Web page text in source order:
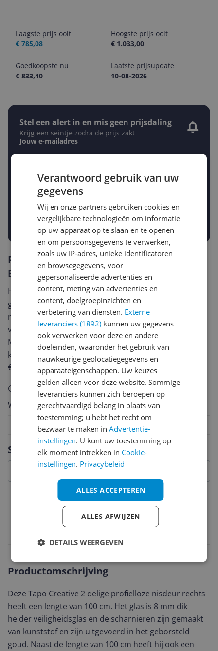
Laagste prijs ooit
€ 785,08
Hoogste prijs ooit
€ 1.033,00
Goedkoopste nu
€ 833,40
Laatste prijsupdate
10-08-2026
Stel een alert in en mis geen prijsdaling
Krijg een seintje zodra de prijs zakt
Jouw e-mailadres
Gewenste daling of bedrag
-5%
Prijsalert aanzetten
Specificaties
Belangrijkste kenmerken
Productomschrijving
Deze Tapo Creative 2 delige profielloze nisdeur rechts
heeft een lengte van 100 cm. Het glas is 8 mm dik
helder veiligheidsglas en de scharnieren zijn gemaakt
van kunststof en zijn uitgevoerd in het geborsteld
goud. Naast de lengte van 100 cm heeft hij ook een
Reviews
Er zijn nog geen reviews geschreven
Heb jij dit product in bezit en wil je graag je mening
geven? Start dan hieronder met het schrijven van je
review. Afhankelijk van de details duurt het schrijven
van een review gemiddeld tussen de 3 en 10 minuten.
Met jouw mening help je andere bezoekers een betere
keuze te maken én maak je iedere maand kans op
€250,-!
Klik hier voor de actievoorwaarden.
Cijfer
Welk cijfer geef jij dit product?
7
6
4
2
Vraag 1 van 4
Verantwoord gebruik van uw
gegevens
Wij en onze partners gebruiken cookies en
vergelijkbare technologieën om informatie
op uw apparaat op te slaan en te openen
en om persoonsgegevens te verwerken,
zoals uw IP-adres, unieke identificatoren
en browsegegevens, voor
gepersonaliseerde advertenties en
content, meting van advertenties en
content, doelgroepinzichten en
verbetering van diensten. Externe
leveranciers (1892) kunnen uw gegevens
ook verwerken voor deze en andere
doeleinden, waaronder het gebruik van
nauwkeurige geolocatiegegevens en
apparaateigenschappen. Uw keuzes
gelden alleen voor deze website. Sommige
leveranciers kunnen zich beroepen op
gerechtvaardigd belang in plaats van
toestemming; u hebt het recht om
bezwaar te maken inAdvertentie-
instellingen. U kunt uw toestemming op
elk moment intrekken in Cookie-
instellingen. Privacybeleid
ALLES ACCEPTEREN
ALLES AFWIJZEN
DETAILS WEERGEVEN